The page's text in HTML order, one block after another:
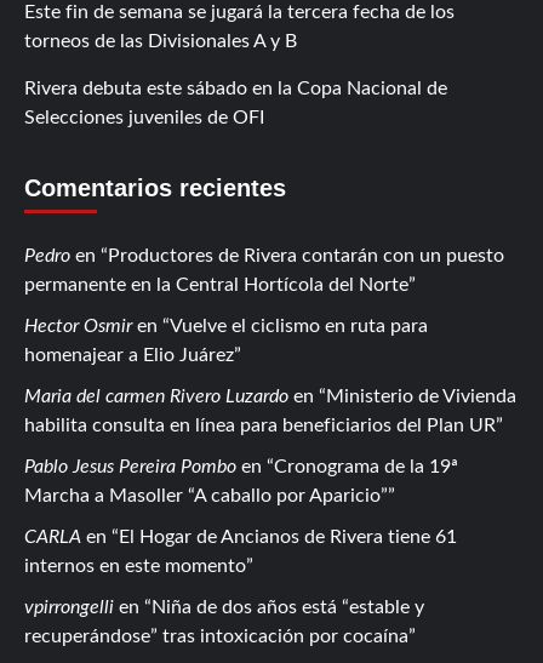
Este fin de semana se jugará la tercera fecha de los
torneos de las Divisionales A y B
Rivera debuta este sábado en la Copa Nacional de
Selecciones juveniles de OFI
Comentarios recientes
Pedro en
Productores de Rivera contarán con un puesto
permanente en la Central Hortícola del Norte
Hector Osmiren
Vuelve el ciclismo en ruta para
homenajear a Elio Juárez
Maria del carmen Rivero Luzardo en
Ministerio de Vivienda
habilita consulta en línea para beneficiarios del Plan UR
Pablo Jesus Pereira Pombo en
Cronograma de la 19ª
Marcha a Masoller “A caballo por Aparicio”
CARLA en
El Hogar de Ancianos de Rivera tiene 61
internos en este momento
vpirrongelli en
Niña de dos años está “estable y
recuperándose” tras intoxicación por cocaína